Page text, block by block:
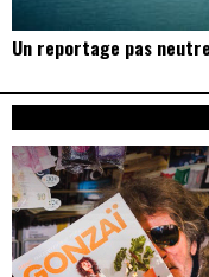
Un reportage pas